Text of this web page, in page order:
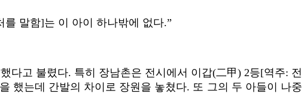
말함]는 이 아이 하나밖에 없다.”
다고 불렸다. 특히 장남촌은 전시에서 이갑(二甲) 2등[역주: 전
했는데 간발의 차이로 장원을 놓쳤다. 또 그의 두 아들이 나중